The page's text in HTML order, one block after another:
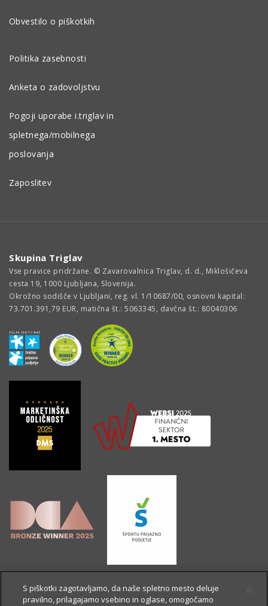
Obvestilo o piškotkih
Politika zasebnosti
Anketa o zadovoljstvu
Pogoji uporabe i.triglav in
spletnega/mobilnega
poslovanja
Zaposlitev
Skupina Triglav
Vse pravice pridržane. © Zavarovalnica Triglav, d. d., Miklošičeva
cesta 19, 1000 Ljubljana, Slovenija.
Okrožno sodišče v Ljubljani, reg. vl. 1/10687/00, osnovni kapital:
73.701.391,79 EUR, matična št.: 5063345, davčna št.: 80040306
S piškotki zagotavljamo, da naše spletno mesto deluje
pravilno, prilagajamo vsebino in oglase, omogočamo